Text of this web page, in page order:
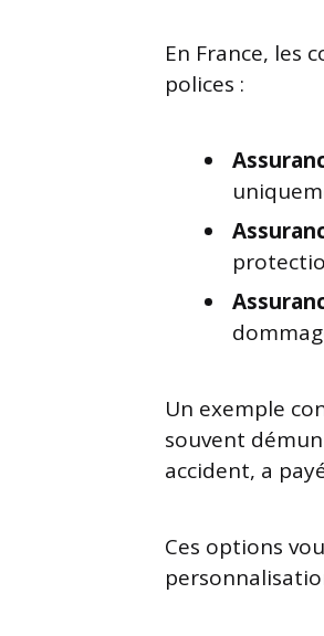
En France, les
polices :
Un exemple
souvent
accident, a
Ces options